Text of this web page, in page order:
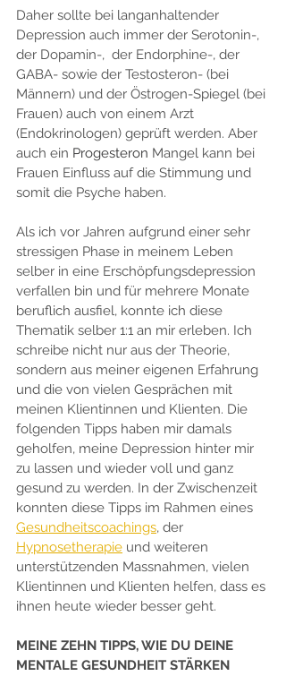
Daher sollte bei langanhaltender
Depression auch immer der Serotonin-,
der Dopamin-,  der Endorphine-, der
GABA- sowie der Testosteron- (bei
Männern) und der Östrogen-Spiegel (bei
Frauen) auch von einem Arzt
(Endokrinologen) geprüft werden. Aber
auch ein Progesteron Mangel kann bei
Frauen Einfluss auf die Stimmung und
somit die Psyche haben.
Als ich vor Jahren aufgrund einer sehr
stressigen Phase in meinem Leben
selber in eine Erschöpfungsdepression
verfallen bin und für mehrere Monate
beruflich ausfiel, konnte ich diese
Thematik selber 1:1 an mir erleben. Ich
schreibe nicht nur aus der Theorie,
sondern aus meiner eigenen Erfahrung
und die von vielen Gesprächen mit
meinen Klientinnen und Klienten. Die
folgenden Tipps haben mir damals
geholfen, meine Depression hinter mir
zu lassen und wieder voll und ganz
gesund zu werden. In der Zwischenzeit
konnten diese Tipps im Rahmen eines
Gesundheitscoachings, der
Hypnosetherapie und weiteren
unterstützenden Massnahmen, vielen
Klientinnen und Klienten helfen, dass es
ihnen heute wieder besser geht.
MEINE ZEHN TIPPS, WIE DU DEINE
MENTALE GESUNDHEIT STÄRKEN